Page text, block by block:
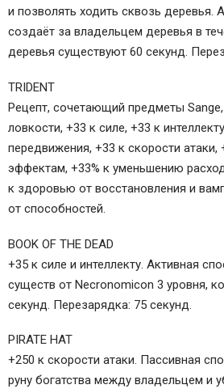
и позволять ходить сквозь деревья.
создаёт за владельцем деревья в
деревья существуют 60 секунд.
TRIDENT
Рецепт, сочетающий предметы Sange,
ловкости, +33 к силе, +33 к
передвижения, +33 к скорости атаки,
эффектам, +33% к уменьшению
к здоровью от восстановления и
от способностей.
BOOK OF THE DEAD
+35 к силе и интеллекту. Активная
существ от Necronomicon 3 уровня,
секунд. Перезарядка: 75 секунд.
PIRATE HAT
+250 к скорости атаки. Пассивная
руну богатства между владельцем и